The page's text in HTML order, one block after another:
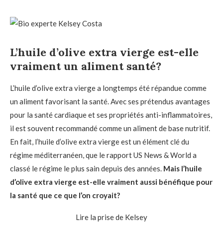
L’huile d’olive extra vierge est-elle
vraiment un aliment santé?
L’huile d’olive extra vierge a longtemps été répandue comme
un aliment favorisant la santé. Avec ses prétendus avantages
pour la santé cardiaque et ses propriétés anti-inflammatoires,
il est souvent recommandé comme un aliment de base nutritif.
En fait, l’huile d’olive extra vierge est un élément clé du
régime méditerranéen, que le rapport US News & World a
classé le régime le plus sain depuis des années. Mais l’huile
d’olive extra vierge est-elle vraiment aussi bénéfique pour
la santé que ce que l’on croyait?
Lire la prise de Kelsey